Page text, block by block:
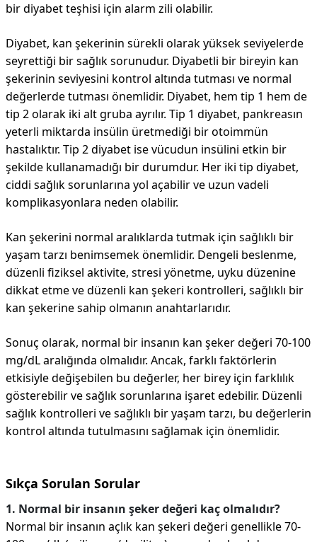
bir diyabet teşhisi için alarm zili olabilir.
Diyabet, kan şekerinin sürekli olarak yüksek seviyelerde
seyrettiği bir sağlık sorunudur. Diyabetli bir bireyin kan
şekerinin seviyesini kontrol altında tutması ve normal
değerlerde tutması önemlidir. Diyabet, hem tip 1 hem de
tip 2 olarak iki alt gruba ayrılır. Tip 1 diyabet, pankreasın
yeterli miktarda insülin üretmediği bir otoimmün
hastalıktır. Tip 2 diyabet ise vücudun insülini etkin bir
şekilde kullanamadığı bir durumdur. Her iki tip diyabet,
ciddi sağlık sorunlarına yol açabilir ve uzun vadeli
komplikasyonlara neden olabilir.
Kan şekerini normal aralıklarda tutmak için sağlıklı bir
yaşam tarzı benimsemek önemlidir. Dengeli beslenme,
düzenli fiziksel aktivite, stresi yönetme, uyku düzenine
dikkat etme ve düzenli kan şekeri kontrolleri, sağlıklı bir
kan şekerine sahip olmanın anahtarlarıdır.
Sonuç olarak, normal bir insanın kan şeker değeri 70-100
mg/dL aralığında olmalıdır. Ancak, farklı faktörlerin
etkisiyle değişebilen bu değerler, her birey için farklılık
gösterebilir ve sağlık sorunlarına işaret edebilir. Düzenli
sağlık kontrolleri ve sağlıklı bir yaşam tarzı, bu değerlerin
kontrol altında tutulmasını sağlamak için önemlidir.
Sıkça Sorulan Sorular
1. Normal bir insanın şeker değeri kaç olmalıdır?
Normal bir insanın açlık kan şekeri değeri genellikle 70-